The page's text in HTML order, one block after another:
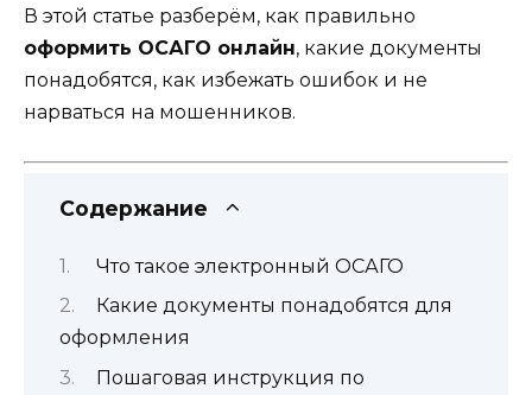
В этой статье разберём, как правильно
оформить ОСАГО онлайн, какие документы
понадобятся, как избежать ошибок и не
нарваться на мошенников.
Содержание
Что такое электронный ОСАГО
Какие документы понадобятся для
оформления
Пошаговая инструкция по